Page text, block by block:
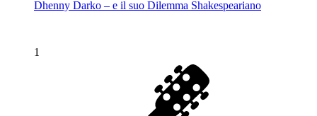
Dhenny Darko – e il suo Dilemma Shakespeariano
1